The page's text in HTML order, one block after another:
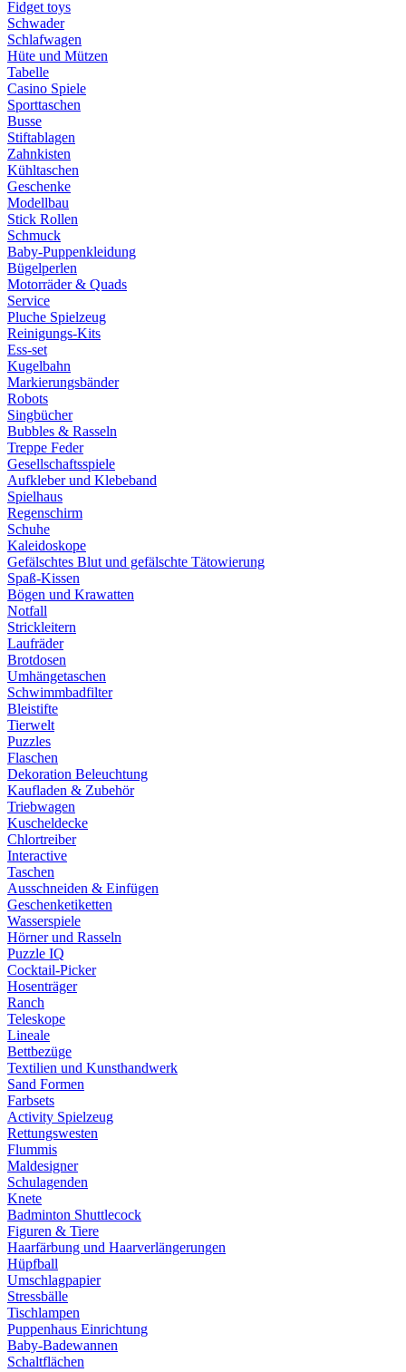
Fidget toys
Schwader
Schlafwagen
Hüte und Mützen
Tabelle
Casino Spiele
Sporttaschen
Busse
Stiftablagen
Zahnkisten
Kühltaschen
Geschenke
Modellbau
Stick Rollen
Schmuck
Baby-Puppenkleidung
Bügelperlen
Motorräder & Quads
Service
Pluche Spielzeug
Reinigungs-Kits
Ess-set
Kugelbahn
Markierungsbänder
Robots
Singbücher
Bubbles & Rasseln
Treppe Feder
Gesellschaftsspiele
Aufkleber und Klebeband
Spielhaus
Regenschirm
Schuhe
Kaleidoskope
Gefälschtes Blut und gefälschte Tätowierung
Spaß-Kissen
Bögen und Krawatten
Notfall
Strickleitern
Laufräder
Brotdosen
Umhängetaschen
Schwimmbadfilter
Bleistifte
Tierwelt
Puzzles
Flaschen
Dekoration Beleuchtung
Kaufladen & Zubehör
Triebwagen
Kuscheldecke
Chlortreiber
Interactive
Taschen
Ausschneiden & Einfügen
Geschenketiketten
Wasserspiele
Hörner und Rasseln
Puzzle IQ
Cocktail-Picker
Hosenträger
Ranch
Teleskope
Lineale
Bettbezüge
Textilien und Kunsthandwerk
Sand Formen
Farbsets
Activity Spielzeug
Rettungswesten
Flummis
Maldesigner
Schulagenden
Knete
Badminton Shuttlecock
Figuren & Tiere
Haarfärbung und Haarverlängerungen
Hüpfball
Umschlagpapier
Stressbälle
Tischlampen
Puppenhaus Einrichtung
Baby-Badewannen
Schaltflächen